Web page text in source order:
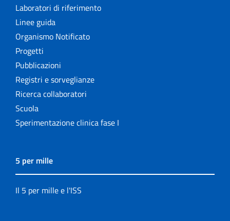
Laboratori di riferimento
Linee guida
Organismo Notificato
Progetti
Pubblicazioni
Registri e sorveglianze
Ricerca collaboratori
Scuola
Sperimentazione clinica fase I
5 per mille
Il 5 per mille e l'ISS